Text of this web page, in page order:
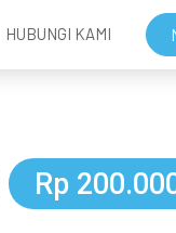
HUBUNGI KAMI
Rp